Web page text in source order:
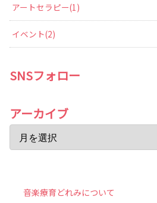
アートセラピー 1
イベント 2
SNSフォロー
アーカイブ
音楽療育どれみについて